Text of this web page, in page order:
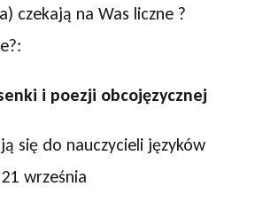
czekają na Was liczne ?
i poezji obcojęzycznej
się do nauczycieli języków
września